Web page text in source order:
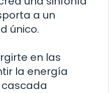
a un
único.
en las
la energía